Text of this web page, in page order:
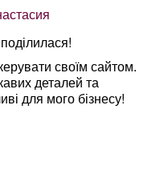
своїм сайтом.
деталей та
для мого бізнесу!